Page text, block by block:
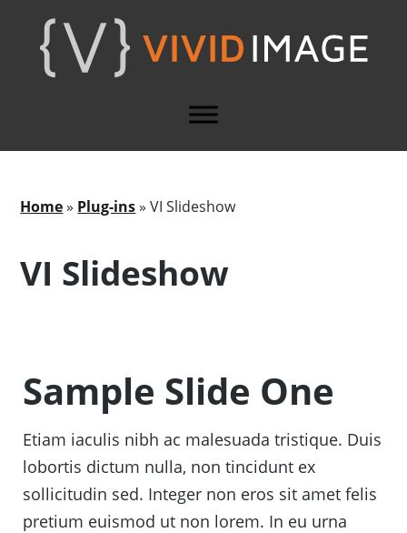
footer
Home» Plug-ins»VI Slideshow
VI Slideshow
Sample Slide One
Etiam iaculis nibh ac malesuada tristique. Duis
lobortis dictum nulla, non tincidunt ex
sollicitudin sed. Integer non eros sit amet felis
pretium euismod ut non lorem. In eu urna